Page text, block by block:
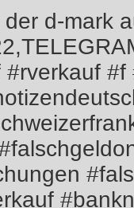
d-mark